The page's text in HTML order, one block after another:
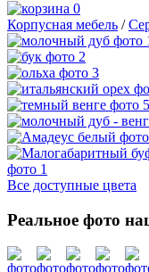
0
Корпусная мебель /
Все доступные цвета
Реальное фото